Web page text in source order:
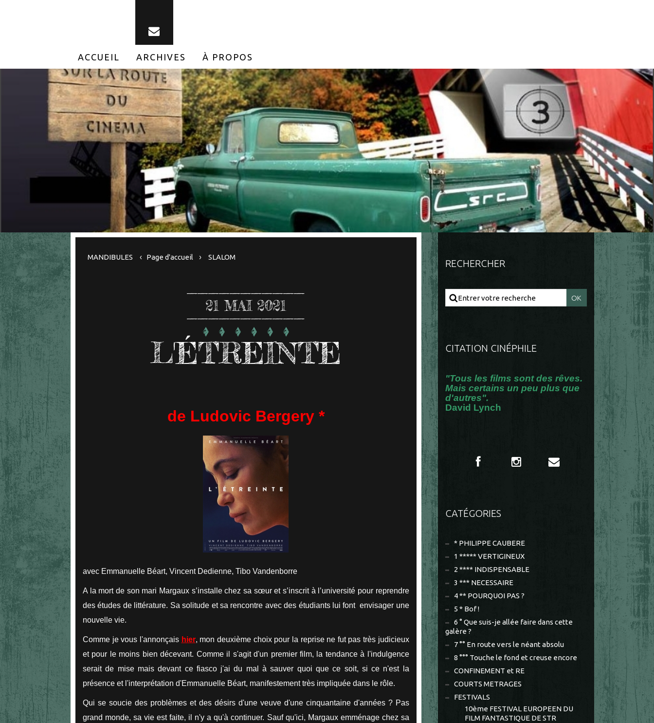
ACCUEIL ARCHIVES À PROPOS
MANDIBULES Page d'accueil SLALOM
21 MAI 2021
L'ÉTREINTE
de Ludovic Bergery *
avec Emmanuelle Béart, Vincent Dedienne, Tibo Vandenborre
A la mort de son mari Margaux s’installe chez sa sœur et s’inscrit à l’université pour reprendre
des études de littérature. Sa solitude et sa rencontre avec des étudiants lui font envisager une
nouvelle vie.
Comme je vous l'annonçais hier, mon deuxième choix pour la reprise ne fut pas très judicieux
et pour le moins bien décevant. Comme il s'agit d'un premier film, la tendance à l'indulgence
serait de mise mais devant ce fiasco j'ai du mal à sauver quoi que ce soit, si ce n'est la
présence et l'interprétation d'Emmanuelle Béart, manifestement très impliquée dans le rôle.
Qui se soucie des problèmes et des désirs d'une veuve d'une cinquantaine d'années ? Pas
grand monde, sa vie est faite, il n'y a qu'à continuer. Sauf qu'ici, Margaux emménage chez sa
RECHERCHER
CITATION CINÉPHILE
"Tous les films sont des rêves.
Mais certains un peu plus que
d'autres".
David Lynch
CATÉGORIES
* PHILIPPE CAUBERE
1 ***** VERTIGINEUX
2 **** INDISPENSABLE
3 *** NECESSAIRE
4 ** POURQUOI PAS ?
5 * Bof !
6 ° Que suis-je allée faire dans cette
galère ?
7 °° En route vers le néant absolu
8 °°° Touche le fond et creuse encore
CONFINEMENT et RE
COURTS METRAGES
FESTIVALS
10ème FESTIVAL EUROPEEN DU
FILM FANTASTIQUE DE STR